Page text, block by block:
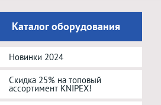
Каталог оборудования
Новинки 2024
Скидка 25% на топовый
ассортимент KNIPEX!